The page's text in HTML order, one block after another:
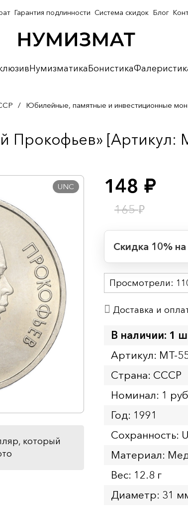
НумизматикаБонистика
Гарантия подлинности Система скидок Блог
/ Юбилейные, памятные и инвестиционные
Прокофьев» [Артикул:
UNC
который
148 руб.
165₽
Скидка 10%
Начало:
Окончание:
Просмотрели:
Доставка и
В наличии: 1
Артикул: MT-
Страна: СССР
Номинал: 1
Год: 1991
Сохранность:
Материал:
Вес: 12.8 г
Диаметр: 31